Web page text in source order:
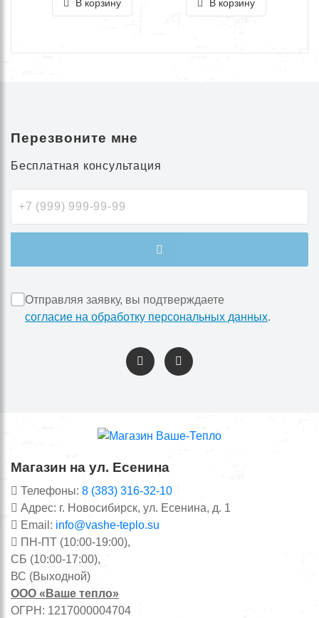
В корзину В корзину
Перезвоните мне
Бесплатная консультация
Отправляя заявку, вы подтверждаете
согласие на обработку персональных данных.
Магазин на ул. Есенина
Телефоны: 8 (383) 316-32-10
Адрес: г. Новосибирск, ул. Есенина, д. 1
Email: info@vashe-teplo.su
ПН-ПТ (10:00-19:00),
СБ (10:00-17:00),
ВС (Выходной)
ООО «Ваше тепло»
ОГРН: 1217000004704